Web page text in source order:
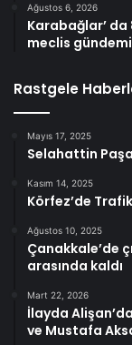
Ağustos 6, 2026
Karabağlar’ da
meclis
Rastgele
Mayıs 17, 2025
Selahattin
Kasım 14, 2025
Körfez’de
Ağustos 10, 2025
Çanakkale’de
arasında kaldı
Mart 22, 2026
İlayda
ve Mustafa